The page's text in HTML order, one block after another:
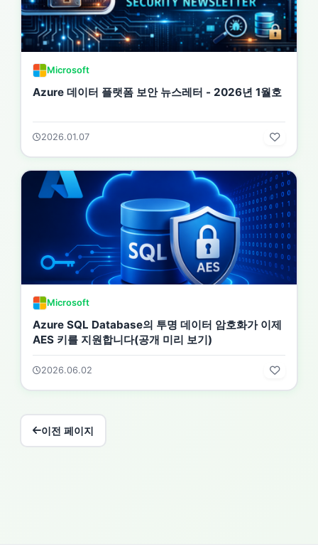
Microsoft
Azure 데이터 플랫폼 보안 뉴스레터 - 2026년 1월호
2026.01.07
Microsoft
Azure SQL Database의 투명 데이터 암호화가 이제
AES 키를 지원합니다(공개 미리 보기)
2026.06.02
이전 페이지